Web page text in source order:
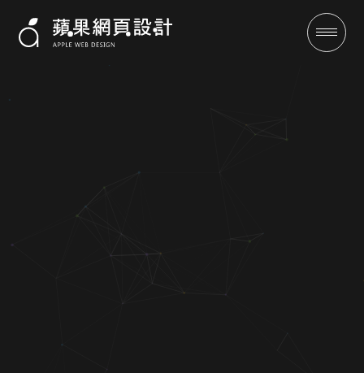
濬邦工程-